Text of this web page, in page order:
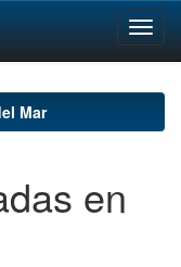
Mar
en